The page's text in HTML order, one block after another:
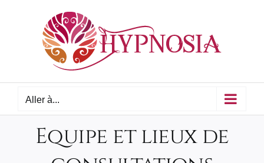
Aller à...
Equipe et lieux de